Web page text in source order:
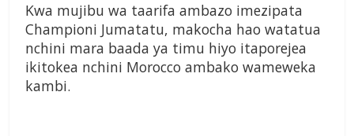
Kwa mujibu wa taarifa ambazo imezipata
Championi Jumatatu, makocha hao watatua
nchini mara baada ya timu hiyo itaporejea
ikitokea nchini Morocco ambako wameweka
kambi.